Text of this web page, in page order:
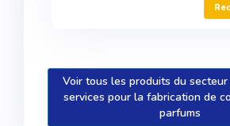
Voir tous les produits du
services pour la fabrication de
parfums